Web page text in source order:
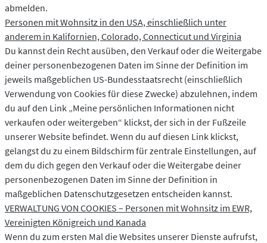
abmelden.
Personen mit Wohnsitz in den USA, einschließlich unter
anderem in Kalifornien, Colorado, Connecticut und Virginia
Du kannst dein Recht ausüben, den Verkauf oder die Weitergabe
deiner personenbezogenen Daten im Sinne der Definition im
jeweils maßgeblichen US-Bundesstaatsrecht (einschließlich
Verwendung von Cookies für diese Zwecke) abzulehnen, indem
du auf den Link „Meine persönlichen Informationen nicht
verkaufen oder weitergeben“ klickst, der sich in der Fußzeile
unserer Website befindet. Wenn du auf diesen Link klickst,
gelangst du zu einem Bildschirm für zentrale Einstellungen, auf
dem du dich gegen den Verkauf oder die Weitergabe deiner
personenbezogenen Daten im Sinne der Definition in
maßgeblichen Datenschutzgesetzen entscheiden kannst.
VERWALTUNG VON COOKIES – Personen mit Wohnsitz im EWR,
Vereinigten Königreich und Kanada
Wenn du zum ersten Mal die Websites unserer Dienste aufrufst,